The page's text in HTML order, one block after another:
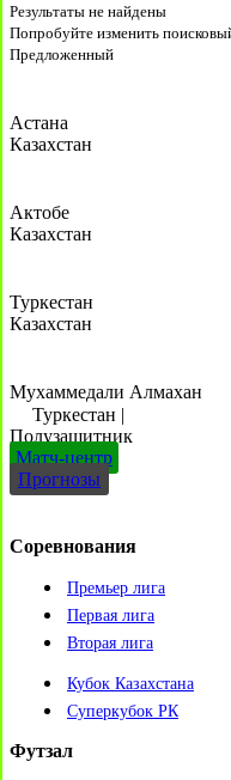
Результаты не найдены
Попробуйте изменить
Предложенный
Астана
Казахстан
Актобе
Казахстан
Туркестан
Казахстан
Мухаммедали Алмахан
Туркестан |
Полузащитник
Матч-центр
Прогнозы
Соревнования
Премьер лига
Первая лига
Вторая лига
Кубок Казахстана
Суперкубок РК
Футзал